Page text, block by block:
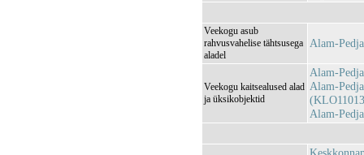
Veekogu asub
rahvusvahelise tähtsusega
aladel
Alam-
Veekogu kaitsealused alad
ja üksikobjektid
Alam-
Alam-
Alam-